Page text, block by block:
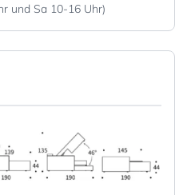
und Sa 10-16 Uhr)